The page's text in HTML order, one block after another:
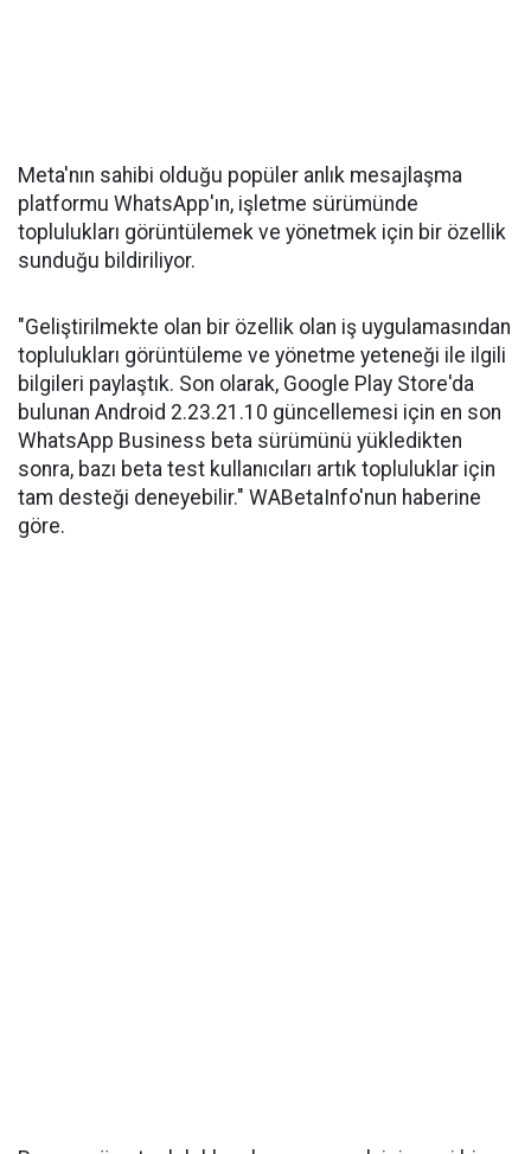
Meta'nın sahibi olduğu popüler anlık mesajlaşma
platformu WhatsApp'ın, işletme sürümünde
toplulukları görüntülemek ve yönetmek için bir özellik
sunduğu bildiriliyor.
"Geliştirilmekte olan bir özellik olan iş uygulamasından
toplulukları görüntüleme ve yönetme yeteneği ile ilgili
bilgileri paylaştık. Son olarak, Google Play Store'da
bulunan Android 2.23.21.10 güncellemesi için en son
WhatsApp Business beta sürümünü yükledikten
sonra, bazı beta test kullanıcıları artık topluluklar için
tam desteği deneyebilir." WABetaInfo'nun haberine
göre.